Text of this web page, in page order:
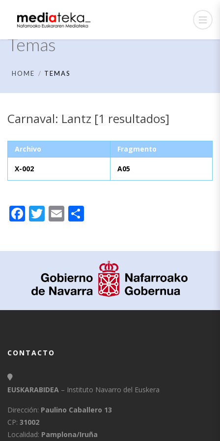
Temas
HOME TEMAS
Carnaval: Lantz [1 resultados]
Archivo Fragmento
X-002 A05
Facebook
Twitter
Email
CONTACTO
EUSKARABIDEA – Instituto Navarro del Euskera
Dirección: Paulino Caballero 13
CP: 31002
Localidad: Pamplona/Iruña